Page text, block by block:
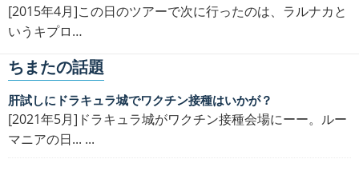
[2015年4月]この日のツアーで次に行ったのは、ラルナカと
いうキプロ…
ちまたの話題
肝試しにドラキュラ城でワクチン接種はいかが？
[2021年5月]ドラキュラ城がワクチン接種会場にーー。ルー
マニアの日... ...